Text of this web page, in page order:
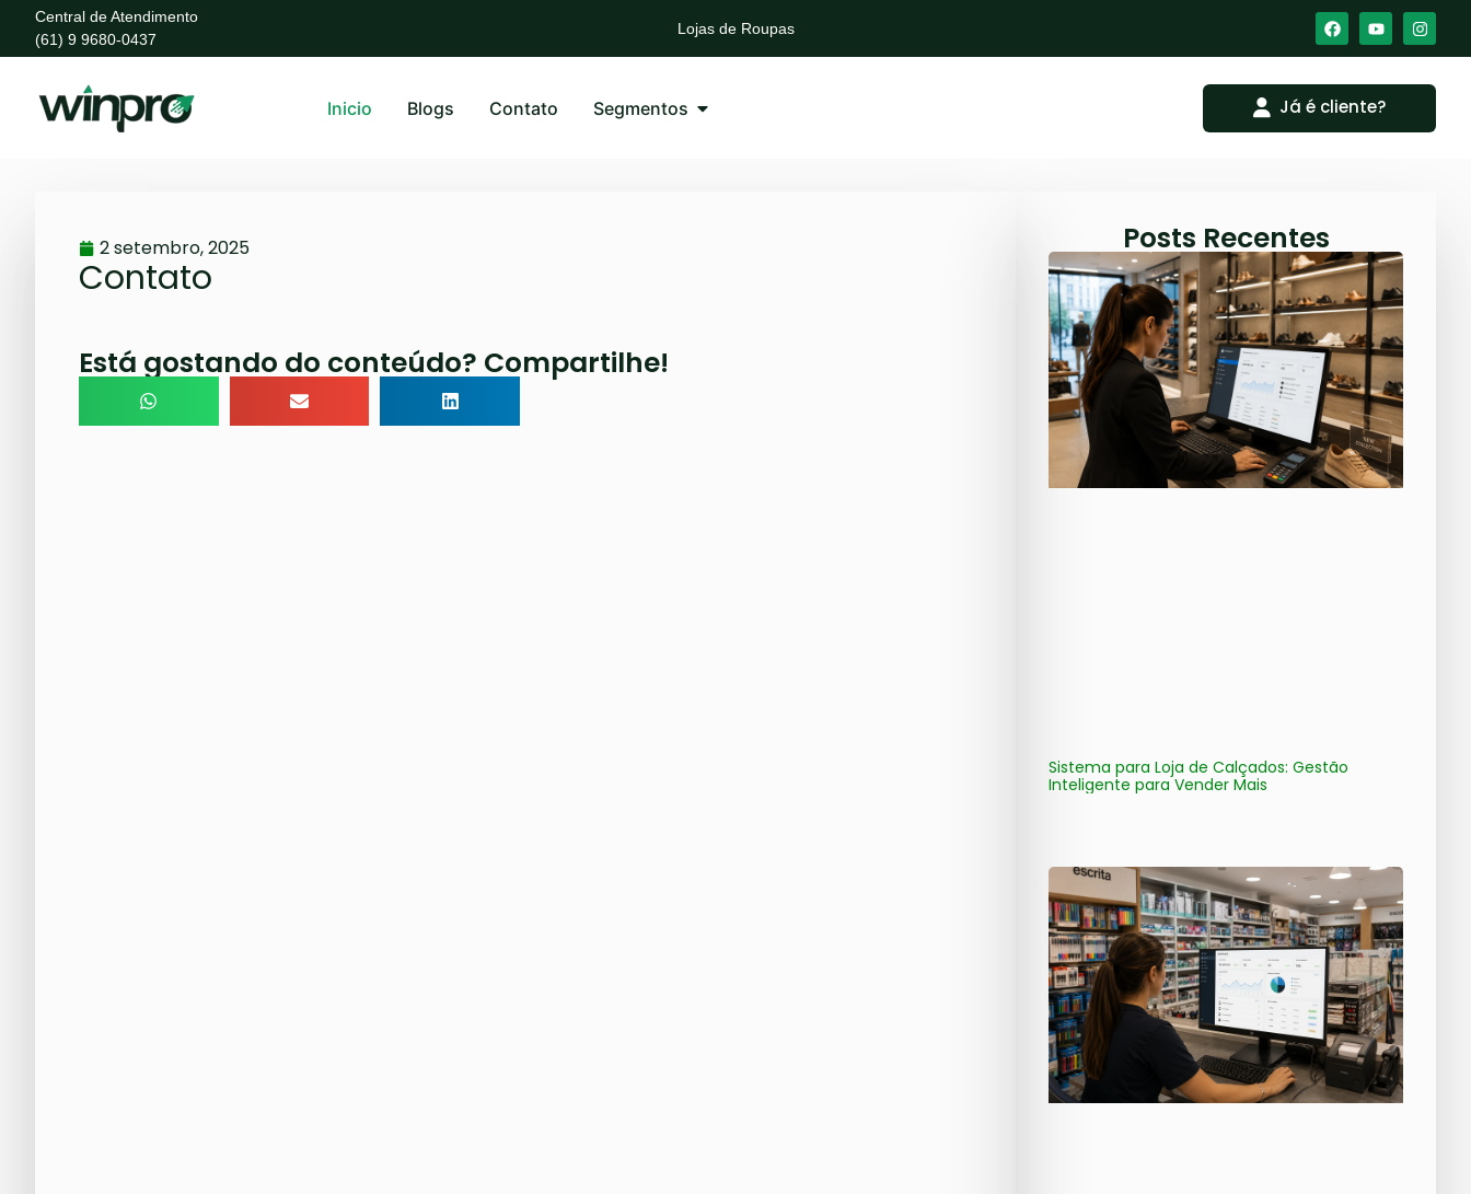
Central de Atendimento
(61) 9 9680-0437
Lojas de Roupas
Lojas Auto Peças
Inicio Blogs Contato Segmentos Já é cliente?
2 setembro, 2025
Contato
Está gostando do conteúdo? Compartilhe!
Posts Recentes
Sistema para Loja de Calçados: Gestão
Inteligente para Vender Mais